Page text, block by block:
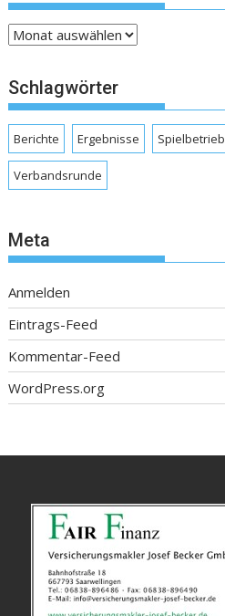
Archive
Schlagwörter
Berichte Ergebnisse Spielbetrieb
Verbandsrunde
Meta
Anmelden
Eintrags-Feed
Kommentar-Feed
WordPress.org